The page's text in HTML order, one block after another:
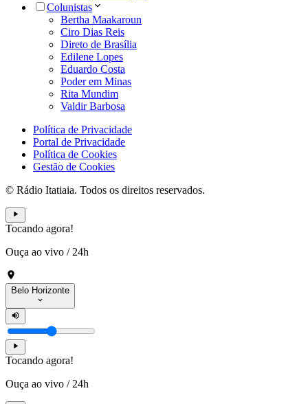
Colunistas
Bertha Maakaroun
Ciro Dias Reis
Direto de Brasília
Edilene Lopes
Eduardo Costa
Poder em Minas
Rita Mundim
Valdir Barbosa
Política de Privacidade
Portal de Privacidade
Política de Cookies
Gestão de Cookies
© Rádio Itatiaia. Todos os direitos reservados.
Tocando agora!
Ouça ao vivo / 24h
Belo Horizonte
Tocando agora!
Ouça ao vivo / 24h